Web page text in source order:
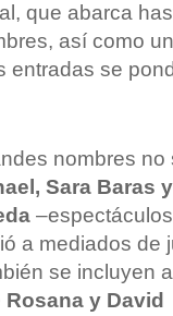
que abarca
así como
entradas se
nombres no
Sara Baras y
a mediados de
se incluyen
Rosana y David